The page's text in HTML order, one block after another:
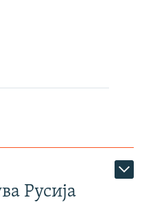
Русија